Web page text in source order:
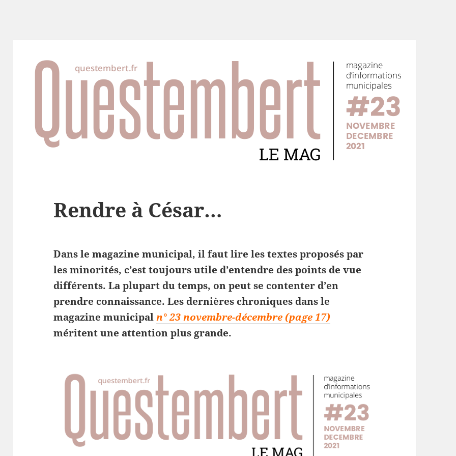
Rendre à César…
Dans le magazine municipal, il faut lire les textes proposés par
les minorités, c’est toujours utile d’entendre des points de vue
différents. La plupart du temps, on peut se contenter d’en
prendre connaissance. Les dernières chroniques dans le
magazine municipaln° 23 novembre-décembre (page 17)
méritent une attention plus grande.